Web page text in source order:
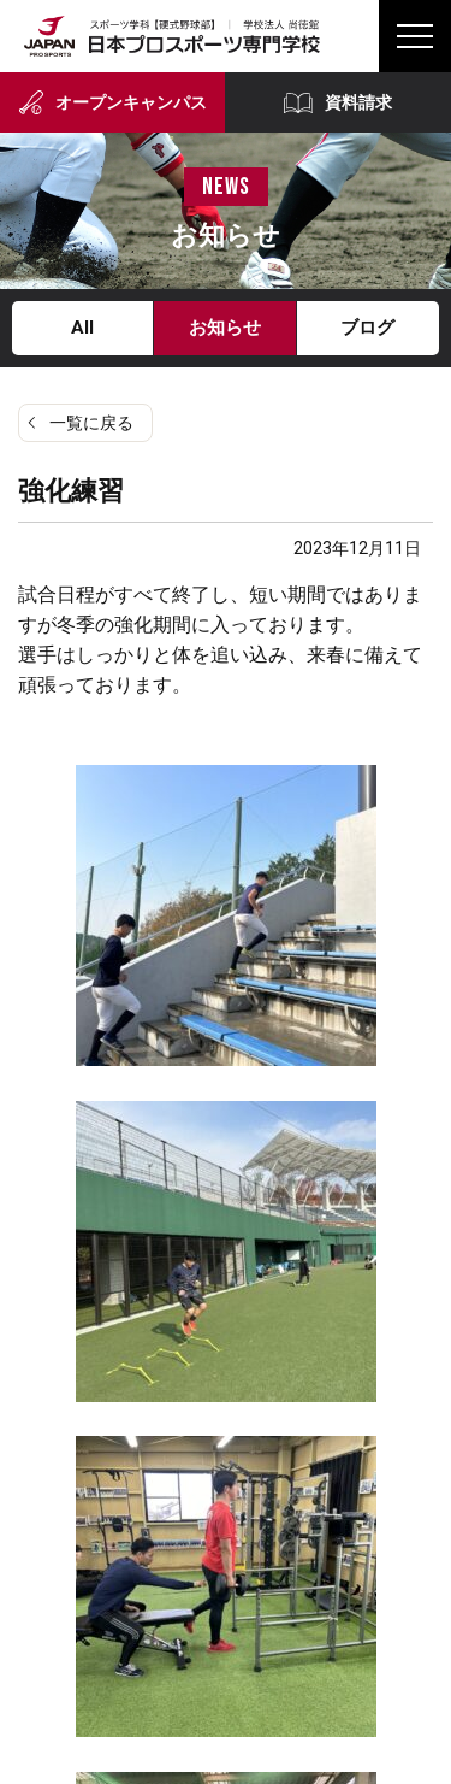
オープンキャンパス 資料請求
news
お知らせ
All お知らせ ブログ
一覧に戻る
強化練習
2023年12月11日
試合日程がすべて終了し、短い期間ではありま
すが冬季の強化期間に入っております。
選手はしっかりと体を追い込み、来春に備えて
頑張っております。